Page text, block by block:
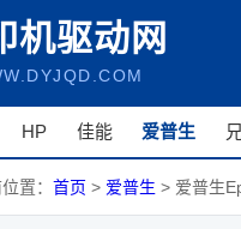
机驱动网
HP 佳能 爱普生
置： 首页 > 爱普生 > 爱普生